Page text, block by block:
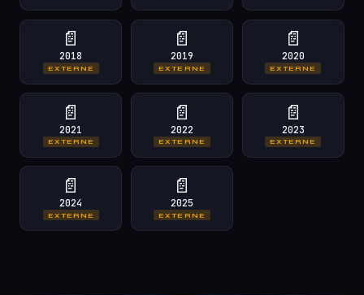
📄
2018
EXTERNE
📄
2019
EXTERNE
📄
2020
EXTERNE
📄
2021
EXTERNE
📄
2022
EXTERNE
📄
2023
EXTERNE
📄
2024
EXTERNE
📄
2025
EXTERNE